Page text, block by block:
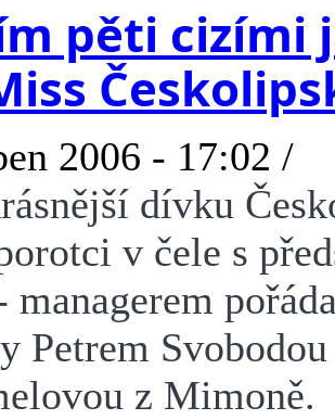
pěti cizími
2006 - 17:02 /
dívku
v čele s
managerem
Petrem
z Mimoně.